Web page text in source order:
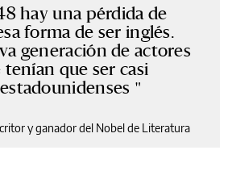
hay una pérdida de
forma de ser inglés.
generación de actores
que ser casi
y ganador del Nobel de Literatura